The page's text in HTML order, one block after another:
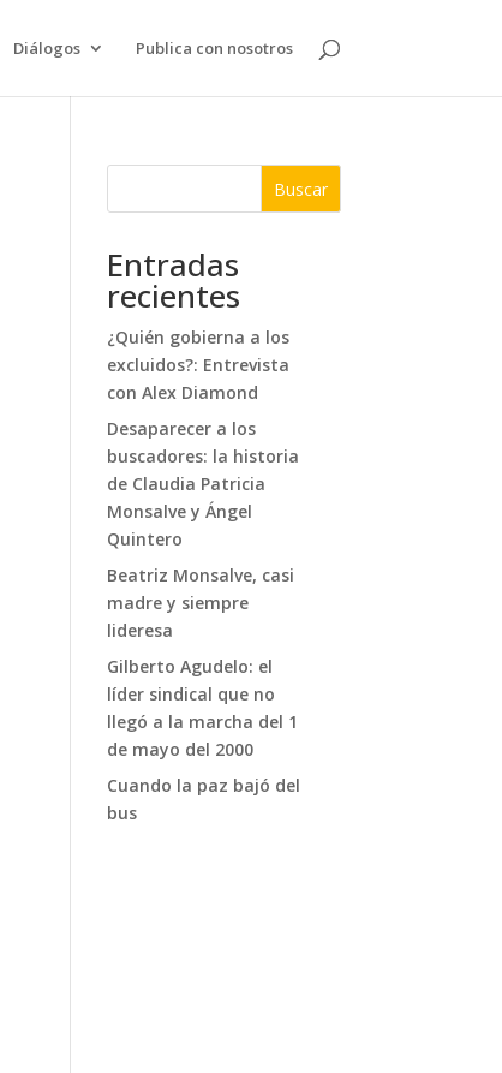
Diálogos Publica con nosotros
Buscar
Entradas
recientes
¿Quién gobierna a los
excluidos?: Entrevista
con Alex Diamond
Desaparecer a los
buscadores: la historia
de Claudia Patricia
Monsalve y Ángel
Quintero
Beatriz Monsalve, casi
madre y siempre
lideresa
Gilberto Agudelo: el
líder sindical que no
llegó a la marcha del 1
de mayo del 2000
Cuando la paz bajó del
bus